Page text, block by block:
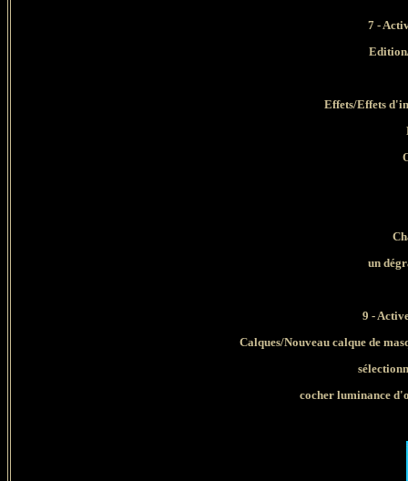
7 -
Effets/Effets
un
9 -
Calques/Nouveau calque de
cocher luminance